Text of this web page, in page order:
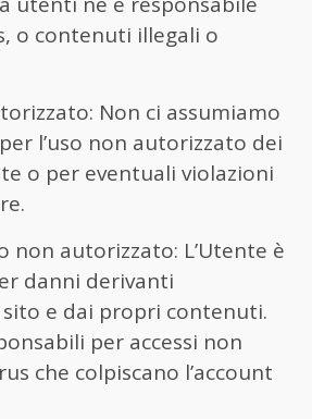
o contenuti illegali o
Non ci assumiamo
l’uso non autorizzato dei
o per eventuali violazioni
non autorizzato: L’Utente è
danni derivanti
sito e dai propri contenuti.
per accessi non
che colpiscano l’account